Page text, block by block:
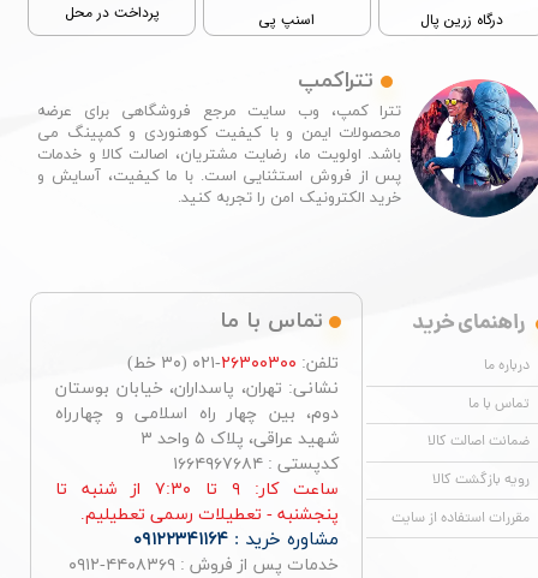
راهنمای خرید
درباره ما
تماس با ما
ضمانت اصالت کالا
رویه بازگشت کالا
مقررات استفاده از سایت
درگاه زرین پال اسنپ پی پرداخت در محل
تترا کمپ، وب سایت مرجع فروشگاهی برای عرضه
محصولات ایمن و با کیفیت کوهنوردی و کمپینگ می
باشد. اولویت ما، رضایت مشتریان، اصالت کالا و خدمات
پس از فروش استثنایی است. با ما کیفیت، آسایش و
خرید الکترونیک امن را تجربه کنید.​​​​​​​
تتراکمپ
تماس با ما
تلفن: ۲۶۳۰۰۳۰۰-۰۲۱ (۳۰ خط)
نشانی: تهران، پاسداران، خیابان بوستان
دوم، بین چهار راه اسلامی و چهارراه
شهید عراقی، پلاک ۵ واحد ۳
کدپستی : ۱۶۶۴۹۶۷۶۸۴
ساعت کار: ۹ تا ۷:۳۰ از شنبه تا
پنجشنبه - تعطیلات رسمی تعطیلیم.
مشاوره خرید : ۰۹۱۲۲۳۴۱۱۶۴
خدمات پس از فروش : ۴۴۰۸۳۶۹-۰۹۱۲